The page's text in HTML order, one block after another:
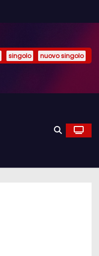
singolo nuovo singolo